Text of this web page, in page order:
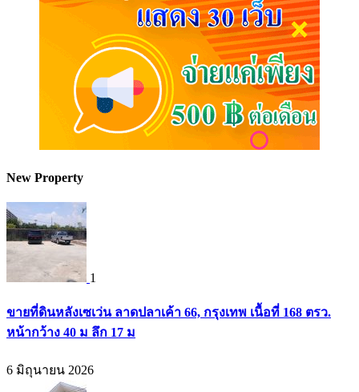
New Property
1
ขายที่ดินหลังเซเว่น ลาดปลาเค้า 66, กรุงเทพ เนื้อที่ 168 ตรว.
หน้ากว้าง 40 ม ลึก 17 ม
6 มิถุนายน 2026